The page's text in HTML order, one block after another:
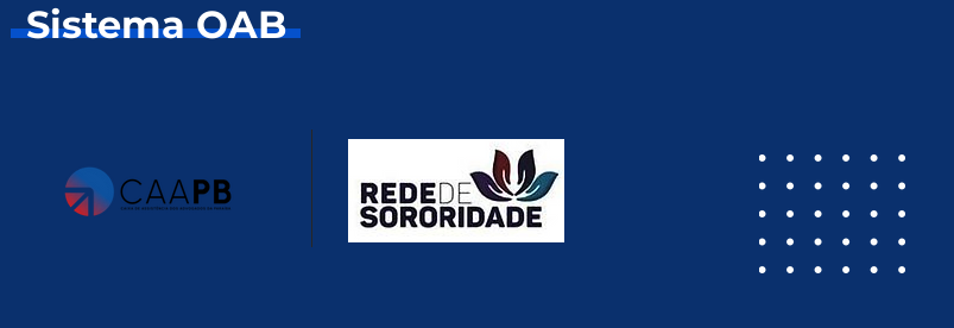
Assistência realizam
Corrida de Rua da
Advocacia no dia 8 de
Concad lança parceria
que garante condições
especiais na compra de
passagens da Gol para
advocacia
Sistema OAB